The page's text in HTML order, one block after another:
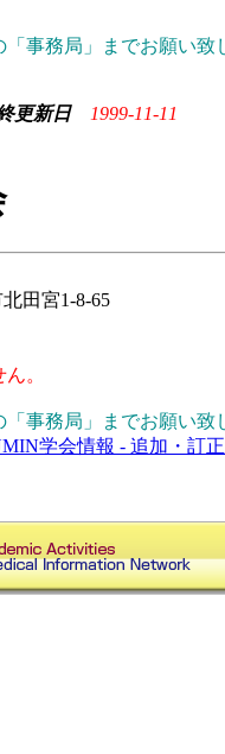
「事務局」までお願い致
更新日 1999-11-11
宮1-8-65
。
「事務局」までお願い致
学会情報 - 追加・訂